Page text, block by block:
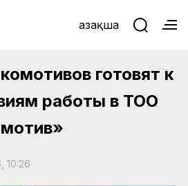
Қазақша
готовят к
работы в ТОО
10:26